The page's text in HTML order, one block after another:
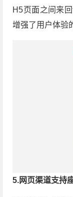
H5页面之间来
增强了用户体验
5.网页渠道支持